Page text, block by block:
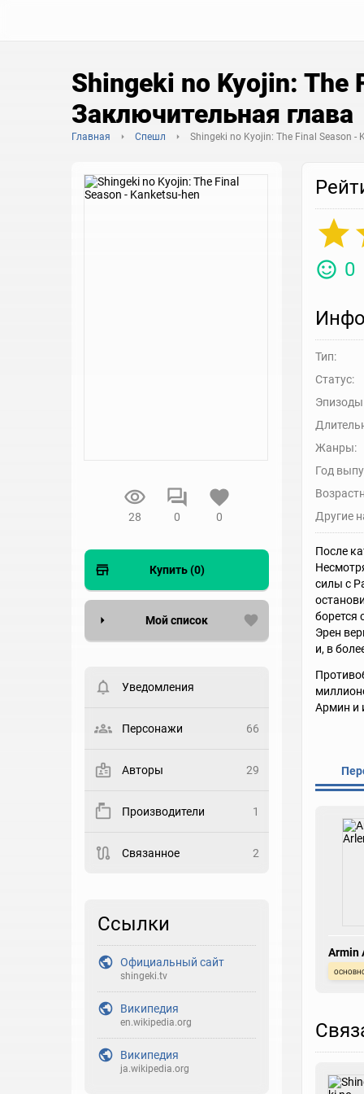
Shingeki no Kyojin: The
Заключительная глава
Главная Спешл Shingeki no Kyojin: The Final Season -
28 0 0
Купить (0)
Мой список
пользователи. Хотите
Статус
Закладка
Выберите рейтинг
Уведомления
Персонажи 66
Авторы 29
Производители 1
Связанное 2
Ссылки
Официальный сайт
shingeki.tv
Википедия
en.wikipedia.org
Википедия
ja.wikipedia.org
0
Тип:
Статус:
Жанры:
Год
Другие
После
силы с
борется
Эрен
и, в
Армин и
Armin